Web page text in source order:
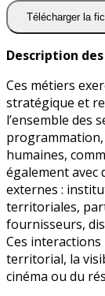
Télécharger la
Description
Ces métiers
stratégique et
l’ensemble des
programmation,
humaines,
également avec
externes :
territoriales,
fournisseurs,
Ces
territorial, la
cinéma ou du